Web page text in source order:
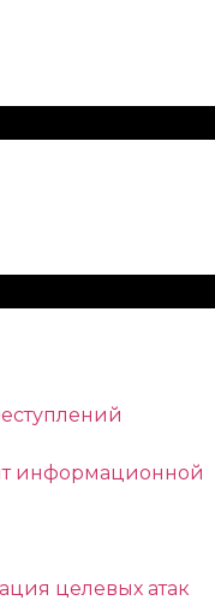
информационной
целевых атак